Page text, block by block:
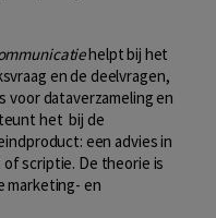
helpt bij het
en de deelvragen,
voor dataverzameling en
het bij de
een advies in
scriptie. De theorie is
marketing- en